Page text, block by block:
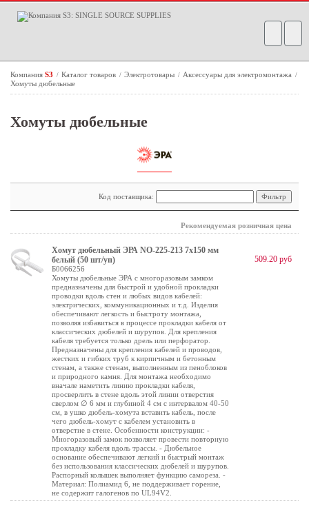
Компания S3 / Каталог товаров / Электротовары / Аксессуары для электромонтажа /
Хомуты дюбельные
Хомуты дюбельные
Код поставщика:
Рекомендуемая розничная цена
Хомут дюбельный ЭРА NO-225-213 7х150 мм
белый (50 шт/уп)
Б0066256
Хомуты дюбельные ЭРА с многоразовым замком
предназначены для быстрой и удобной прокладки
проводки вдоль стен и любых видов кабелей:
электрических, коммуникационных и т.д. Изделия
обеспечивают легкость и быстроту монтажа,
позволяя избавиться в процессе прокладки кабеля от
классических дюбелей и шурупов. Для крепления
кабеля требуется только дрель или перфоратор.
Предназначены для крепления кабелей и проводов,
жестких и гибких труб к кирпичным и бетонным
стенам, а также стенам, выполненным из пеноблоков
и природного камня. Для монтажа необходимо
вначале наметить линию прокладки кабеля,
просверлить в стене вдоль этой линии отверстия
сверлом ∅ 6 мм и глубиной 4 см с интервалом 40‑50
см, в ушко дюбель-хомута вставить кабель, после
чего дюбель-хомут с кабелем установить в
отверстие в стене. Особенности конструкции: -
Многоразовый замок позволяет провести повторную
прокладку кабеля вдоль трассы. - Дюбельное
основание обеспечивают легкий и быстрый монтаж
без использования классических дюбелей и шурупов.
Распорный колышек выполняет функцию самореза. -
Материал: Полиамид 6, не поддерживает горение,
не содержит галогенов по UL94V2.
509.20 руб